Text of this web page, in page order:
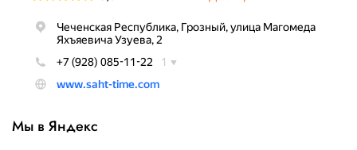
Мы в Яндекс